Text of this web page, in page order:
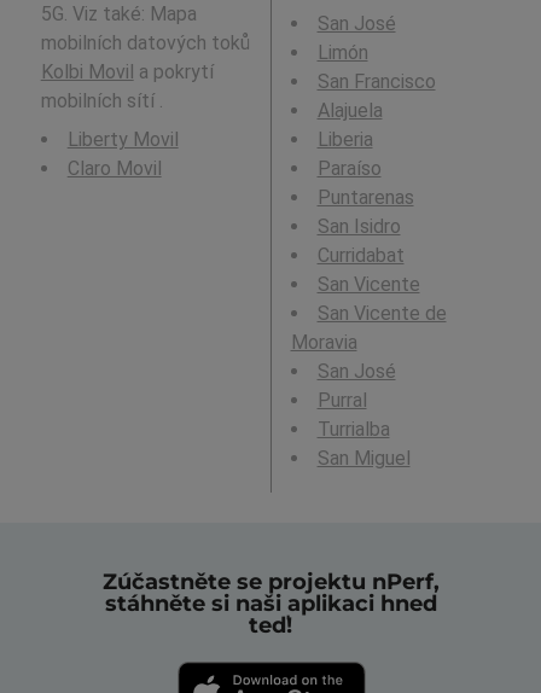
5G. Viz také: Mapa
mobilních datových toků
Kolbi Movil a pokrytí
mobilních sítí .
Liberty Movil
Claro Movil
San José
Limón
San Francisco
Alajuela
Liberia
Paraíso
Puntarenas
San Isidro
Curridabat
San Vicente
San Vicente de
Moravia
San José
Purral
Turrialba
San Miguel
Zúčastněte se projektu nPerf,
stáhněte si naši aplikaci hned
teď!